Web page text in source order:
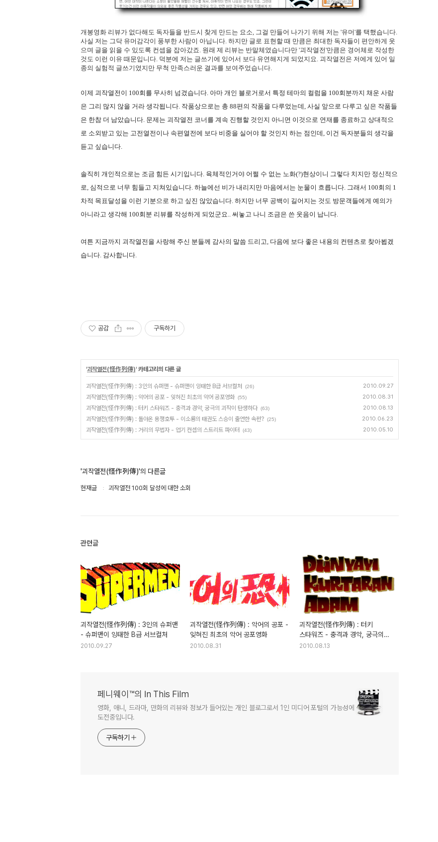
개봉영화 리뷰가 없다해도 독자들을 반드시 찾게 만드는 요소, 그걸 만들어 나가기 위해 저는 '유머'를 택했습니다.
사실 저는 그닥 유머감각이 풍부한 사람이 아닙니다. 하지만 글로 표현할 때 만큼은 최대한 독자들이 편안하게 웃
으며 글을 읽을 수 있도록 컨셉을 잡아갔죠. 원래 제 리뷰는 반말체였습니다만 '괴작열전'만큼은 경어체로 작성한
것도 이런 이유 때문입니다. 덕분에 저는 글쓰기에 있어서 보다 유연해지게 되었지요. 괴작열전은 저에게 있어 일
종의 실험적 글쓰기였지만 무척 만족스러운 결과를 보여주었습니다.
이제 괴작열전이 100회를 무사히 넘겼습니다. 아마 개인 블로거로서 특정 테마의 컬럼을 100회분까지 채운 사람
은 그리 많지 않을 거라 생각됩니다. 작품상으로는 총 88편의 작품을 다루었는데, 사실 앞으로 다루고 싶은 작품들
은 한참 더 남았습니다. 문제는 괴작열전 코너를 계속 진행할 것인지 아니면 이것으로 연재를 종료하고 상대적으
로 소외받고 있는 고전열전이나 속편열전에 보다 비중을 실어야 할 것인지 하는 점인데, 이건 독자분들의 생각을
듣고 싶습니다.
솔직히 개인적으로는 조금 힘든 시기입니다. 육체적인거야 어쩔 수 없는 노화(?)현상이니 그렇다 치지만 정신적으
로, 심적으로 너무 힘들고 지쳐있습니다. 하늘에선 비가 내리지만 마음에서는 눈물이 흐릅니다. 그래서 100회의 1
차적 목표달성을 이런 기분으로 하고 싶진 않았습니다. 하지만 너무 공백이 길어지는 것도 방문객들에게 예의가
아니라고 생각해 100회분 리뷰를 작성하게 되었군요.. 써놓고 나니 조금은 쓴 웃음이 납니다.
여튼 지금까지 괴작열전을 사랑해 주신 분들께 감사의 말씀 드리고, 다음에 보다 좋은 내용의 컨텐츠로 찾아뵙겠
습니다. 감사합니다.
공감 구독하기
'괴작열전(怪作列傳)' 카테고리의 다른 글
괴작열전(怪作列傳) : 3인의 슈퍼맨 - 슈퍼맨이 잉태한 B급 서브컬처 (26) 2010.09.27
괴작열전(怪作列傳) : 악어의 공포 - 잊혀진 최초의 악어 공포영화 (55) 2010.08.31
괴작열전(怪作列傳) : 터키 스타워즈 - 충격과 경악, 궁극의 괴작이 탄생하다 (63) 2010.08.13
괴작열전(怪作列傳) : 돌아온 용쟁호투 - 이소룡의 태권도 스승이 출연한 속편? (25) 2010.06.23
괴작열전(怪作列傳) : 거리의 무법자 - 엽기 컨셉의 스트리트 파이터 (43) 2010.05.10
'괴작열전(怪作列傳)'의 다른글
현재글 괴작열전 100회 달성에 대한 소회
관련글
괴작열전(怪作列傳) : 3인의 슈퍼맨
- 슈퍼맨이 잉태한 B급 서브컬처
2010.09.27
괴작열전(怪作列傳) : 악어의 공포 -
잊혀진 최초의 악어 공포영화
2010.08.31
괴작열전(怪作列傳) : 터키
스타워즈 - 충격과 경악, 궁극의
괴작이 탄생하다
2010.08.13
페니웨이™의 In This Film
영화, 애니, 드라마, 만화의 리뷰와 정보가 들어있는 개인 블로그로서 1인 미디어 포털의 가능성에
도전중입니다.
구독하기